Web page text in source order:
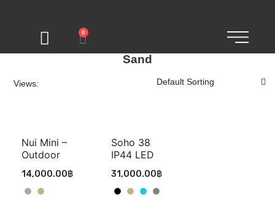
0
Sand
Views:
Nui Mini –
Outdoor
14,000.00฿
Soho 38
IP44 LED
31,000.00฿